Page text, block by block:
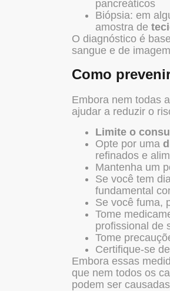
pancreáticos
Biópsia: em
amostra de
O diagnóstico é
sangue e de
Como
Embora nem todas
ajudar a reduzir o
Limite o
Opte por uma
refinados e
Mantenha um
Se você tem
fundamental
Se você fuma,
Tome
profissional de
Tome
Certifique-se
Embora essas
que nem todos os
podem ser